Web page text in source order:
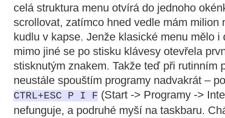
celá struktura menu otvírá do jednoho
scrollovat, zatímco hned vedle mám milion
kudlu v kapse. Jenže klasické menu mělo i
mimo jiné se po stisku klávesy otevřela
stisknutým znakem. Takže teď při rutinním
neustále spouštím programy nadvakrát –
CTRL+ESC P I F (Start -> Programy ->
nefunguje, a podruhé myší na taskbaru.